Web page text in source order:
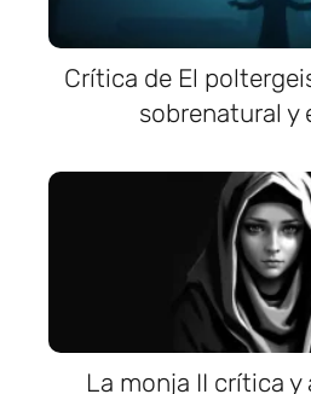
Crítica de El
sobrenatural y
La monja II crítica y